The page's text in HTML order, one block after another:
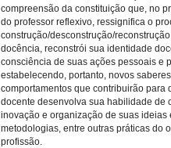
compreensão da constituição que, no
do professor reflexivo, ressignifica o
construção/desconstrução/
docência, reconstrói sua identidade
consciência de suas ações pessoais e
estabelecendo, portanto, novos
comportamentos que contribuirão para
docente desenvolva sua habilidade de
inovação e organização de suas ideias
metodologias, entre outras práticas do
profissão.